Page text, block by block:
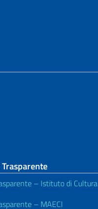
– Istituto di Cultura
– MAECI